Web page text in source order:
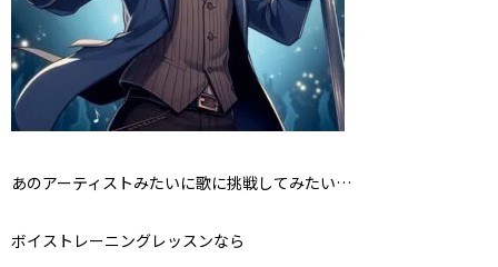
あのアーティストみたいに歌に挑戦してみたい…
ボイストレーニングレッスンなら